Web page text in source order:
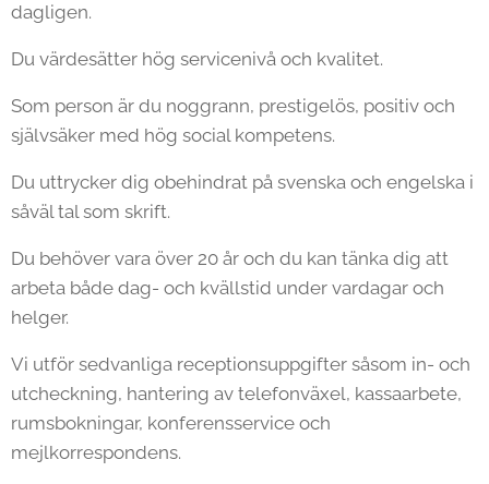
dagligen.
Du värdesätter hög servicenivå och kvalitet.
Som person är du noggrann, prestigelös, positiv och
självsäker med hög social kompetens.
Du uttrycker dig obehindrat på svenska och engelska i
såväl tal som skrift.
Du behöver vara över 20 år och du kan tänka dig att
arbeta både dag- och kvällstid under vardagar och
helger.
Vi utför sedvanliga receptionsuppgifter såsom in- och
utcheckning, hantering av telefonväxel, kassaarbete,
rumsbokningar, konferensservice och
mejlkorrespondens.